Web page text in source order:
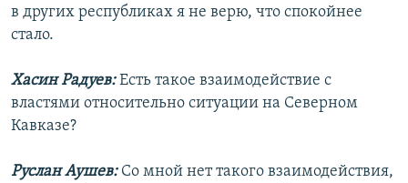
в других республиках я не верю, что спокойнее
стало.
Хасин Радуев:Есть такое взаимодействие с
властями относительно ситуации на Северном
Кавказе?
Руслан Аушев:Со мной нет такого взаимодействия,